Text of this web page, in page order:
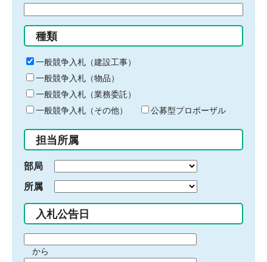
る
キ
ー
ワ
ー
ド
入
力
種類
一般競争入札（建設工事）
一般競争入札（物品）
一般競争入札（業務委託）
一般競争入札（その他）
公募型プロポーザル
担当所属
部局
所属
入札公告日
間から